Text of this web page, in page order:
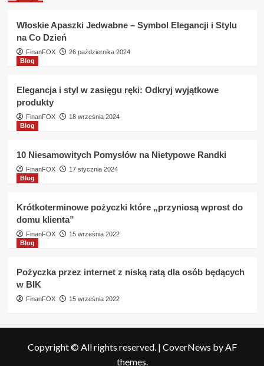
Włoskie Apaszki Jedwabne – Symbol Elegancji i Stylu
na Co Dzień
FinanFOX
26 października 2024
Blog
Elegancja i styl w zasięgu ręki: Odkryj wyjątkowe
produkty
FinanFOX
18 września 2024
Blog
10 Niesamowitych Pomysłów na Nietypowe Randki
FinanFOX
17 stycznia 2024
Blog
Krótkoterminowe pożyczki które „przyniosą wprost do
domu klienta”
FinanFOX
15 września 2022
Blog
Pożyczka przez internet z niską ratą dla osób będących
w BIK
FinanFOX 15 września 2022
Copyright © All rights reserved. | CoverNews by AF
themes.